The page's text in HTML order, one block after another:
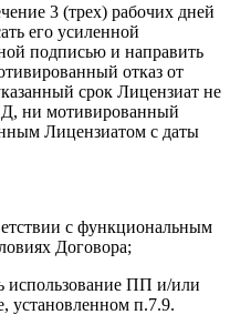
3 (трех) рабочих дней
его усиленной
подписью и направить
отказ от
срок Лицензиат не
ни мотивированный
Лицензиатом с даты
с функциональным
Договора;
использование ПП и/или
установленном п.7.9.